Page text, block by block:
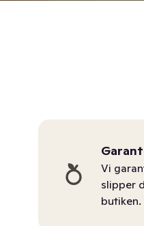
Vi
slipper
butiken.